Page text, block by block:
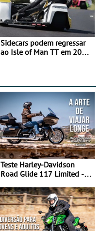
Sidecars podem regressar
ao Isle of Man TT em 2027
Teste Harley-Davidson
Road Glide 117 Limited - A